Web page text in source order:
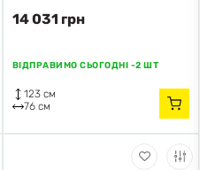
14 031 грн
ВІДПРАВИМО СЬОГОДНІ -2 ШТ
123 см
76 см